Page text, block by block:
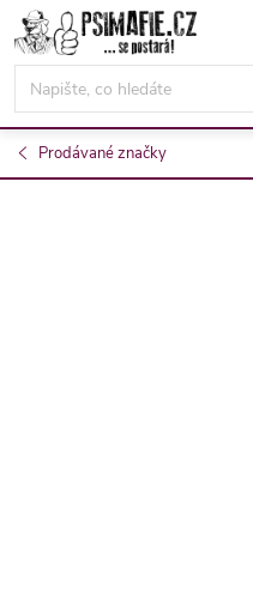
Přejít
na
obsah
Prodávané značky